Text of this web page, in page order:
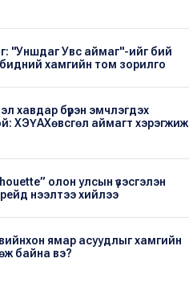
"Уншдаг Увс аймаг"-ийг бий
хамгийн том зорилго
хавдар бүрэн эмчлэгдэх
ХЭҮА​Хөвсгөл аймагт хэрэгжиж
олон улсын үзэсгэлэн
нээлтээ хийлээ
ямар асуудлыг хамгийн
байна вэ?